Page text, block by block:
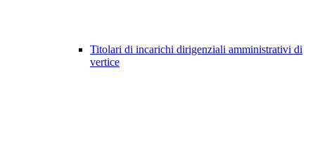
Titolari di incarichi dirigenziali amministrativi di
vertice